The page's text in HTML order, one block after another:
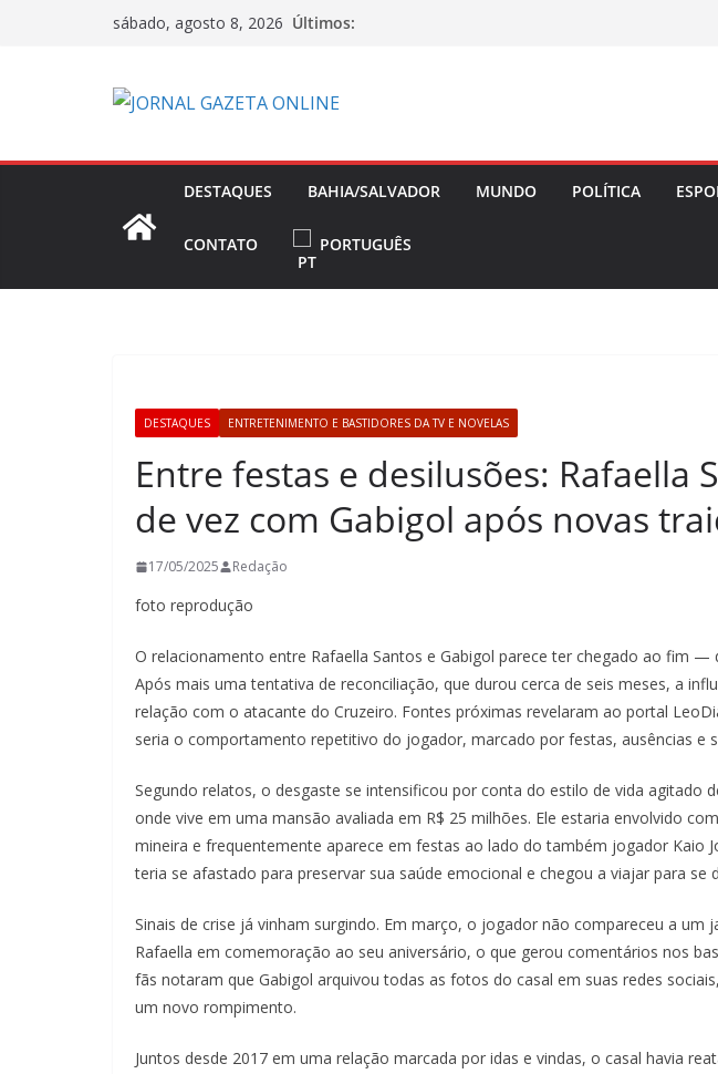
sábado, agosto 8, 2026 Últimos:
DESTAQUES BAHIA/SALVADOR MUNDO POLÍTICA
CONTATO PORTUGUÊS
DESTAQUES ENTRETENIMENTO E BASTIDORES DA TV E NOVELAS
Entre festas e desilusões: Rafaella
de vez com Gabigol após novas
17/05/2025 Redação
foto reprodução
O relacionamento entre Rafaella Santos e Gabigol parece ter chegado ao fim —
Após mais uma tentativa de reconciliação, que durou cerca de seis meses, a
relação com o atacante do Cruzeiro. Fontes próximas revelaram ao portal
seria o comportamento repetitivo do jogador, marcado por festas, ausências e
Segundo relatos, o desgaste se intensificou por conta do estilo de vida agitado
onde vive em uma mansão avaliada em R$ 25 milhões. Ele estaria envolvido
mineira e frequentemente aparece em festas ao lado do também jogador Kaio
teria se afastado para preservar sua saúde emocional e chegou a viajar para se
Sinais de crise já vinham surgindo. Em março, o jogador não compareceu a
Rafaella em comemoração ao seu aniversário, o que gerou comentários nos
fãs notaram que Gabigol arquivou todas as fotos do casal em suas redes
um novo rompimento.
Juntos desde 2017 em uma relação marcada por idas e vindas, o casal havia